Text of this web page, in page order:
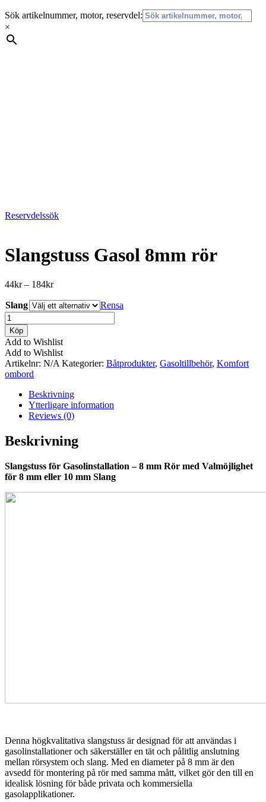
Sök artikelnummer, motor, reservdel:
×
Reservdelssök
Slangstuss Gasol 8mm rör
44kr – 184krPrisintervall:
till
184kr
Slang
Rensa
Slangstuss
Gasol
8mm
rör
mängd
Köp
Add to Wishlist
Add to Wishlist
Artikelnr: N/A Kategorier: Båtprodukter, Gasoltillbehör, Komfort
ombord
Beskrivning
Ytterligare information
Reviews (0)
Beskrivning
Slangstuss för Gasolinstallation – 8 mm Rör med Valmöjlighet
för 8 mm eller 10 mm Slang
Denna högkvalitativa slangstuss är designad för att användas i
gasolinstallationer och säkerställer en tät och pålitlig anslutning
mellan rörsystem och slang. Med en diameter på 8 mm är den
avsedd för montering på rör med samma mått, vilket gör den till en
idealisk lösning för både privata och kommersiella
gasolapplikationer.